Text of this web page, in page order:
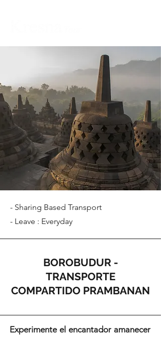
- Sharing Based Transport
- Leave : Everyday
BOROBUDUR -
TRANSPORTE
COMPARTIDO PRAMBANAN
Experimente el encantador amanecer